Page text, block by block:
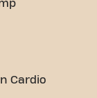
Cardio